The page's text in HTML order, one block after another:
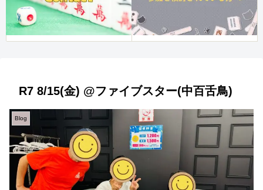
R7 8/15(金) @ファイブスター(中百舌鳥)
Blog